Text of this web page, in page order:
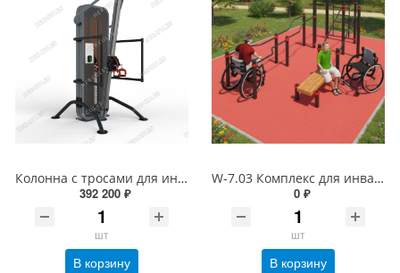
Колонна с тросами для инвалидов
392 200 ₽
шт
В корзину
W-7.03 Комплекс для инвалидов-колясочников TRANING
0 ₽
шт
В корзину